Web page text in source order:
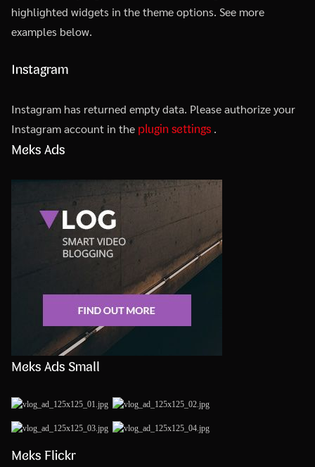
highlighted widgets in the theme options. See more
examples below.
Instagram
Instagram has returned empty data. Please authorize your
Instagram account in the plugin settings .
Meks Ads
Meks Ads Small
Meks Flickr